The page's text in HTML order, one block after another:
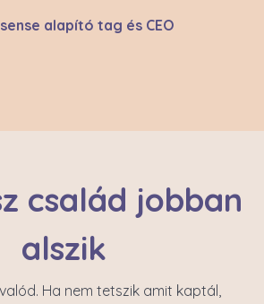
alapító tag és CEO
család jobban
alszik
Ha nem tetszik amit kaptál,